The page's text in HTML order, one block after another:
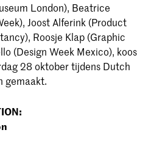
London), Beatrice
Joost Alferink (Product
Roosje Klap (Graphic
(Design Week Mexico), koos
28 oktober tijdens Dutch
gemaakt.